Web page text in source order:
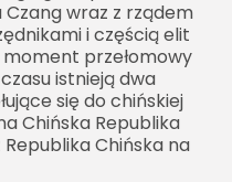
Czang wraz z rządem
i częścią elit
moment przełomowy
istnieją dwa
się do chińskiej
Chińska Republika
Chińska na